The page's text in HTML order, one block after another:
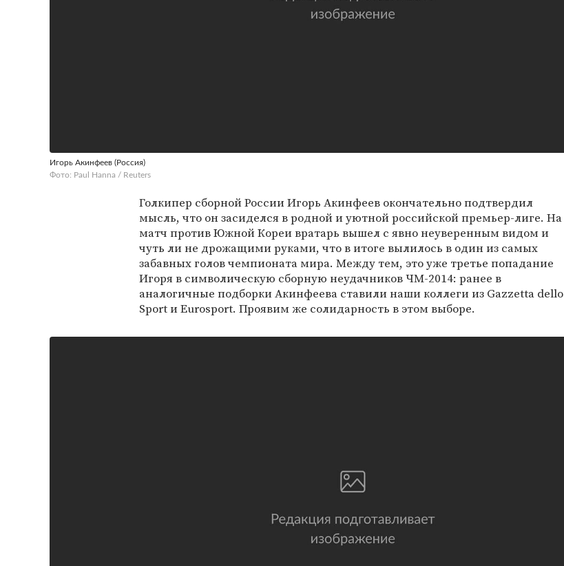
Игорь Акинфеев (Россия)
Фото: Paul Hanna / Reuters
Голкипер сборной России Игорь Акинфеев окончательно подтвердил
мысль, что он засиделся в родной и уютной российской премьер-лиге. На
матч против Южной Кореи вратарь вышел с явно неуверенным видом и
чуть ли не дрожащими руками, что в итоге вылилось в один из самых
забавных голов чемпионата мира. Между тем, это уже третье попадание
Игоря в символическую сборную неудачников ЧМ-2014: ранее в
аналогичные подборки Акинфеева ставили наши коллеги из Gazzetta dello
Sport и Eurosport. Проявим же солидарность в этом выборе.